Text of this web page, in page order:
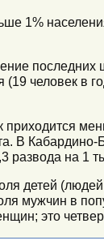
1%
последних
человек в
В Кабардино-
развода на 1
детей
мужчин в
это